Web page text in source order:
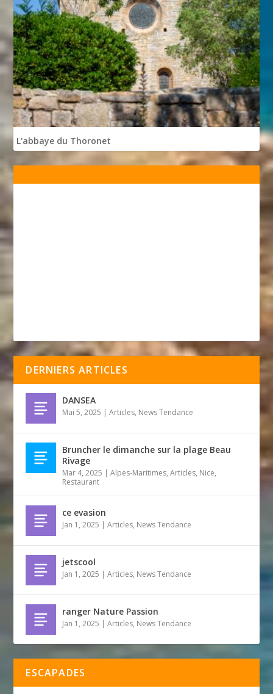
L'abbaye du Thoronet
DERNIERS ARTICLES
DANSEA
Mai 5, 2025 |Articles, News Tendance
Bruncher le dimanche sur la plage Beau
Rivage
Mar 4, 2025 |Alpes-Maritimes,Articles, Nice,
Restaurant
ce evasion
Jan 1, 2025 |Articles, News Tendance
jetscool
Jan 1, 2025 |Articles, News Tendance
ranger Nature Passion
Jan 1, 2025 |Articles, News Tendance
ESCAPADES